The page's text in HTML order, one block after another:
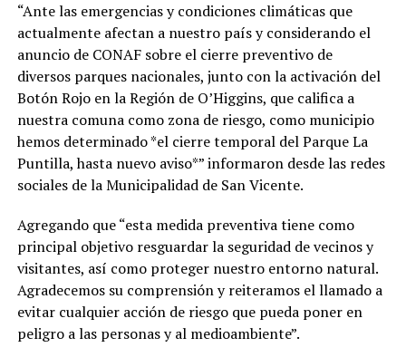
“Ante las emergencias y condiciones climáticas que
actualmente afectan a nuestro país y considerando el
anuncio de CONAF sobre el cierre preventivo de
diversos parques nacionales, junto con la activación del
Botón Rojo en la Región de O’Higgins, que califica a
nuestra comuna como zona de riesgo, como municipio
hemos determinado *el cierre temporal del Parque La
Puntilla, hasta nuevo aviso*” informaron desde las redes
sociales de la Municipalidad de San Vicente.
Agregando que “esta medida preventiva tiene como
principal objetivo resguardar la seguridad de vecinos y
visitantes, así como proteger nuestro entorno natural.
Agradecemos su comprensión y reiteramos el llamado a
evitar cualquier acción de riesgo que pueda poner en
peligro a las personas y al medioambiente”.